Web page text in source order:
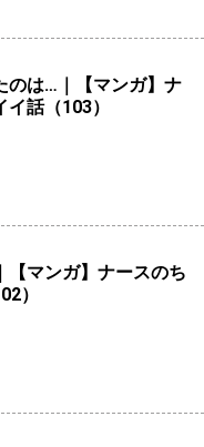
のは…｜【マンガ】ナ
話（103）
【マンガ】ナースのち
）